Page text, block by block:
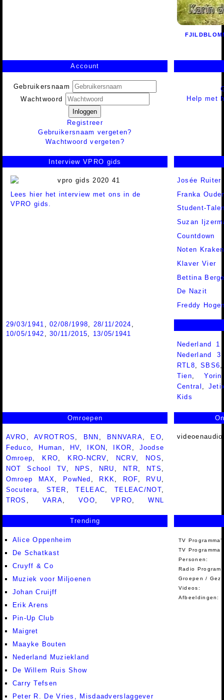
Account
Gebruikersnaam
Wachtwoord
Inloggen
Registreer
Gebruikersnaam vergeten?
Wachtwoord vergeten?
Help met
Interview VPRO gids
Lees hier het interview met ons in de
VPRO gids.
Josée Ruiter
Franka
Student-
Suzan
Countdown
Noten Kraken
Klaver Vier
Bettina
De Nazit
Freddy
29/03/1941 ,02/08/1998 28/11/2024
10/05/1942 ,30/11/2015
13/05/1941
Nederland
Nederland
RTL8,SBS6
Tien,Yorin
Central ,
Kids
Omroepen
AVRO ,AVROTROS BNN BNNVARA EO
Feduco
Human HV IKON IKOR
Joodse
Omroep
KRO KRO-NCRV NCRV NOS
NOT School TV
NPS NRU NTR NTS
Omroep MAX
PowNed RKK ROF RVU
Socutera
STER ,TELEAC TELEAC/NOT
TROS
VARA ,VOO ,VPRO ,WNL
Trending
Alice Oppenheim
De Schatkast
Cruyff & Co
Muziek voor Miljoenen
Johan Cruijff
Erik Arens
Pin-Up Club
Maigret
Maayke Bouten
Nederland Muziekland
De Willem Ruis Show
Carry Tefsen
Peter R. De Vries, Misdaadverslaggever
TV
TV Programma
Personen:
Radio
Groepen /
Videos:
Afbeeldingen: